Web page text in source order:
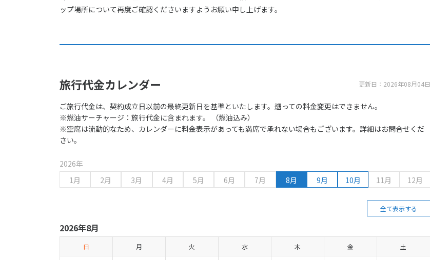
ップ場所について再度ご確認くださいますようお願い申し上げます。
旅行代金カレンダー 更新日：2026年08月04日
ご旅行代金は、契約成立日以前の最終更新日を基準といたします。遡っての料金変更はできません。
※燃油サーチャージ：旅行代金に含まれます。 （燃油込み）
※空席は流動的なため、カレンダーに料金表示があっても満席で承れない場合もございます。詳細はお問合せくだ
さい。
2026年
1月
2月 3月 4月 5月 6月 7月 8月 9月 10月 11月 12月
全て表示する
2026年8月
日 月 火 水 木 金 土